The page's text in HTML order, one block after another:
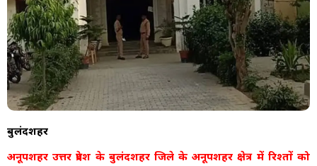
बुलंदशहर
अनूपशहर उत्तर प्रदेश के बुलंदशहर जिले के अनूपशहर क्षेत्र में रिश्तों को